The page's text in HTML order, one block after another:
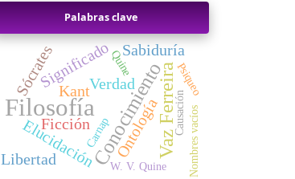
Palabras clave
FilosofíaConocimientoVaz Ferreira
Ontología
Kant
Sócrates Verdad
Elucidación
Ficción
Significado Sabiduría
Libertad W. V. Quine
Causación
Carnap
Psiqueo
Nombres vacíos
Quine